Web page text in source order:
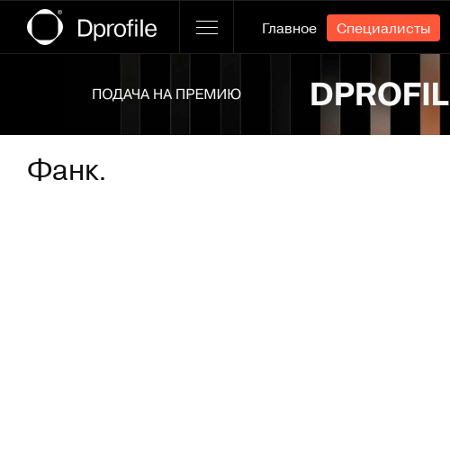
Главное Специалисты
Фанк.